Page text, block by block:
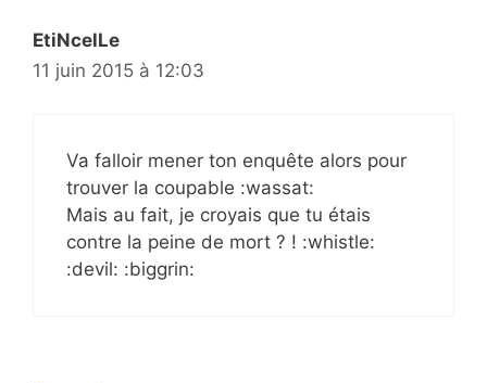
EtiNcelLe
11 juin 2015 à 12:03
Va falloir mener ton enquête alors pour
trouver la coupable :wassat:
Mais au fait, je croyais que tu étais
contre la peine de mort ? ! :whistle:
:devil: :biggrin: